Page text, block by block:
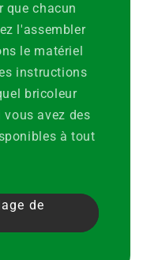
que chacun
l'assembler
le matériel
instructions
bricoleur
avez des
à tout
de